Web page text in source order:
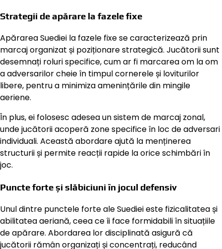
Strategii de apărare la fazele fixe
Apărarea Suediei la fazele fixe se caracterizează prin
marcaj organizat și poziționare strategică. Jucătorii sunt
desemnați roluri specifice, cum ar fi marcarea om la om
a adversarilor cheie în timpul cornerele și loviturilor
libere, pentru a minimiza amenințările din mingile
aeriene.
În plus, ei folosesc adesea un sistem de marcaj zonal,
unde jucătorii acoperă zone specifice în loc de adversari
individuali. Această abordare ajută la menținerea
structurii și permite reacții rapide la orice schimbări în
joc.
Puncte forte și slăbiciuni în jocul defensiv
Unul dintre punctele forte ale Suediei este fizicalitatea și
abilitatea aeriană, ceea ce îi face formidabili în situațiile
de apărare. Abordarea lor disciplinată asigură că
jucătorii rămân organizați și concentrați, reducând